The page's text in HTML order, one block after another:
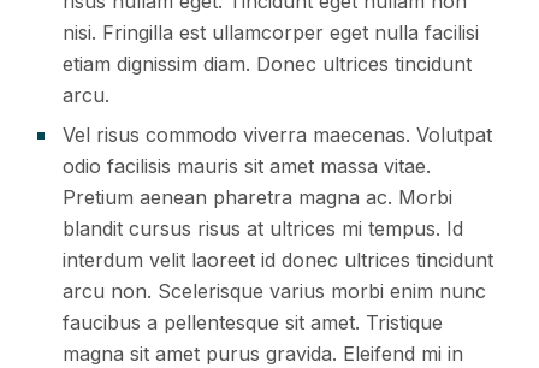
nisi. Fringilla est ullamcorper eget nulla facilisi
etiam dignissim diam. Donec ultrices tincidunt
arcu.
Vel risus commodo viverra maecenas. Volutpat
odio facilisis mauris sit amet massa vitae.
Pretium aenean pharetra magna ac. Morbi
blandit cursus risus at ultrices mi tempus. Id
interdum velit laoreet id donec ultrices tincidunt
arcu non. Scelerisque varius morbi enim nunc
faucibus a pellentesque sit amet. Tristique
magna sit amet purus gravida. Eleifend mi in